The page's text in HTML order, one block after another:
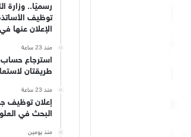
رسميًا.. وزارة
توظيف
الإعلان عنها في 4
منذ 23 ساعة
استرجاع حساب
طريقتان
منذ 23 ساعة
إعلان توظيف
البحث في
منذ يومين